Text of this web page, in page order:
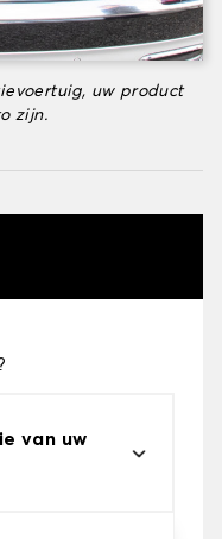
uw product
zijn.
van uw